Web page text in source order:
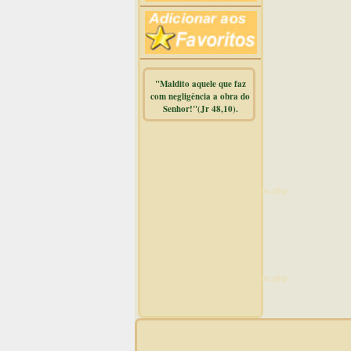
"Maldito aquele que faz
com negligência a obra do
Senhor!"(Jr 48,10).
/home/dicionar/public_html/online.php
/home/dicionar/public_html/online.php